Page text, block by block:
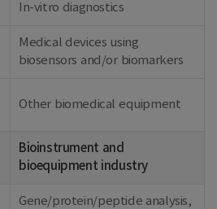
In-vitro diagnostics
Medical devices using
biosensors and/or biomarkers
Other biomedical equipment
Bioinstrument and
bioequipment industry
Gene/protein/peptide analysis,